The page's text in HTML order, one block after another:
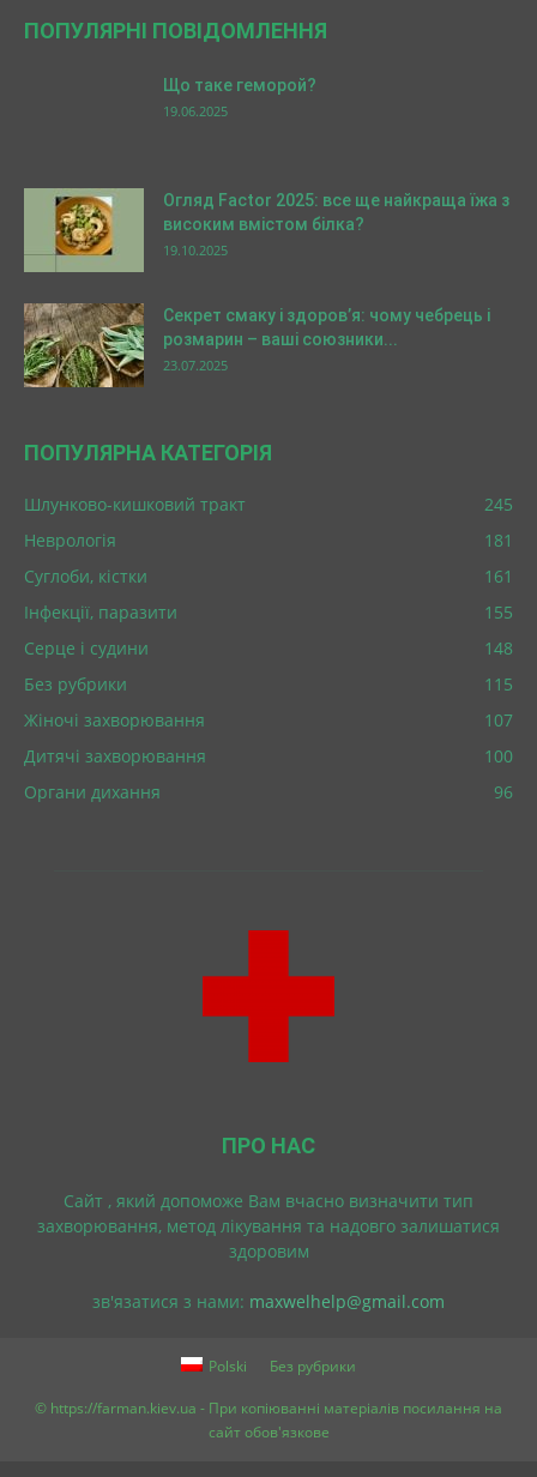
ПОПУЛЯРНІ ПОВІДОМЛЕННЯ
Що таке геморой?
19.06.2025
Огляд Factor 2025: все ще найкраща їжа з
високим вмістом білка?
19.10.2025
Секрет смаку і здоров’я: чому чебрець і
розмарин – ваші союзники...
23.07.2025
ПОПУЛЯРНА КАТЕГОРІЯ
Шлунково-кишковий тракт
245
Неврологія
181
Суглоби, кістки
161
Інфекції, паразити
155
Серце і судини
148
Без рубрики
115
Жіночі захворювання
107
Дитячі захворювання
100
Органи дихання
96
ПРО НАС
Cайт , який допоможе Вам вчасно визначити тип
захворювання, метод лікування та надовго залишатися
здоровим
зв'язатися з нами: maxwelhelp@gmail.com
Polski Без рубрики
© https://farman.kiev.ua - При копіюванні матеріалів посилання на
сайт обов'язкове